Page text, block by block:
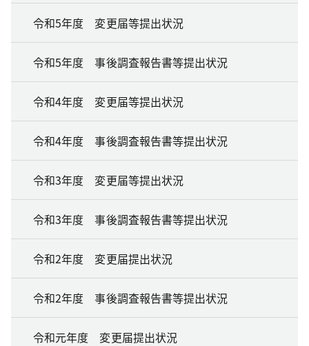
令和5年度 変更届等提出状況
令和5年度 事後調査報告書等提出状況
令和4年度 変更届等提出状況
令和4年度 事後調査報告書等提出状況
令和3年度 変更届等提出状況
令和3年度 事後調査報告書等提出状況
令和2年度 変更届提出状況
令和2年度 事後調査報告書等提出状況
令和元年度 変更届提出状況